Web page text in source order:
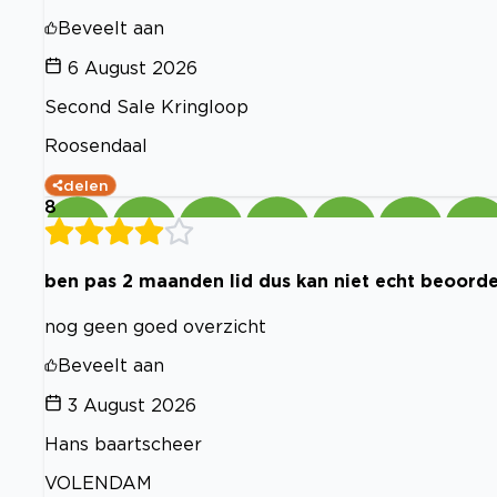
Beveelt aan
6 August 2026
Second Sale Kringloop
Roosendaal
delen
8
ben pas 2 maanden lid dus kan niet echt
nog geen goed overzicht
Beveelt aan
3 August 2026
Hans baartscheer
VOLENDAM